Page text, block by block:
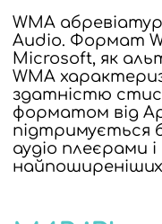
WMA
Audio. Формат
Microsoft, як
WMA
здатністю
форматом від
аудіо плеєрами